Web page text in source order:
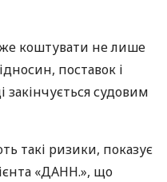
коштувати не лише
поставок і
закінчується судовим
такі ризики, показує
«ДАНН.», що